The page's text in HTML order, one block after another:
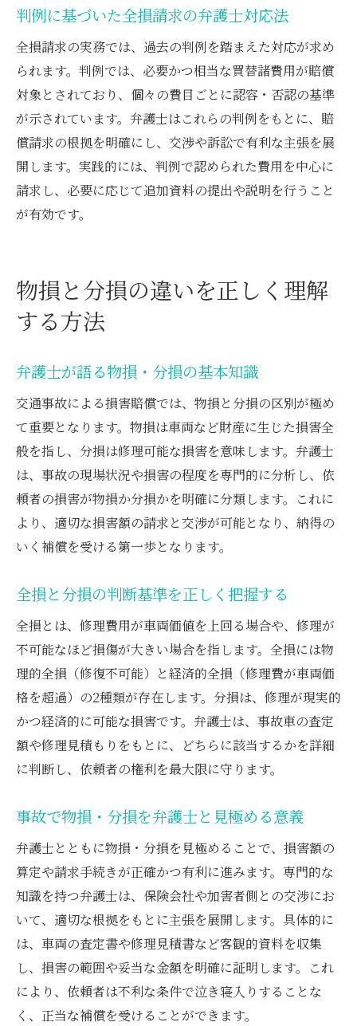
判例に基づいた全損請求の弁護士対応法
全損請求の実務では、過去の判例を踏まえた対応が求め
られます。判例では、必要かつ相当な買替諸費用が賠償
対象とされており、個々の費目ごとに認容・否認の基準
が示されています。弁護士はこれらの判例をもとに、賠
償請求の根拠を明確にし、交渉や訴訟で有利な主張を展
開します。実践的には、判例で認められた費用を中心に
請求し、必要に応じて追加資料の提出や説明を行うこと
が有効です。
物損と分損の違いを正しく理解
する方法
弁護士が語る物損・分損の基本知識
交通事故による損害賠償では、物損と分損の区別が極め
て重要となります。物損は車両など財産に生じた損害全
般を指し、分損は修理可能な損害を意味します。弁護士
は、事故の現場状況や損害の程度を専門的に分析し、依
頼者の損害が物損か分損かを明確に分類します。これに
より、適切な損害額の請求と交渉が可能となり、納得の
いく補償を受ける第一歩となります。
全損と分損の判断基準を正しく把握する
全損とは、修理費用が車両価値を上回る場合や、修理が
不可能なほど損傷が大きい場合を指します。全損には物
理的全損（修復不可能）と経済的全損（修理費が車両価
格を超過）の2種類が存在します。分損は、修理が現実的
かつ経済的に可能な損害です。弁護士は、事故車の査定
額や修理見積もりをもとに、どちらに該当するかを詳細
に判断し、依頼者の権利を最大限に守ります。
事故で物損・分損を弁護士と見極める意義
弁護士とともに物損・分損を見極めることで、損害額の
算定や請求手続きが正確かつ有利に進みます。専門的な
知識を持つ弁護士は、保険会社や加害者側との交渉にお
いて、適切な根拠をもとに主張を展開します。具体的に
は、車両の査定書や修理見積書など客観的資料を収集
し、損害の範囲や妥当な金額を明確に証明します。これ
により、依頼者は不利な条件で泣き寝入りすることな
く、正当な補償を受けることができます。